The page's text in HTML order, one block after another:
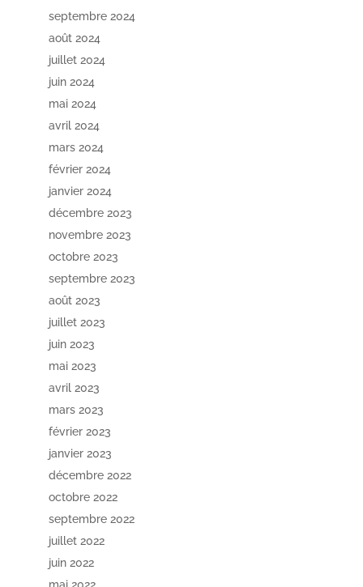
septembre 2024
août 2024
juillet 2024
juin 2024
mai 2024
avril 2024
mars 2024
février 2024
janvier 2024
décembre 2023
novembre 2023
octobre 2023
septembre 2023
août 2023
juillet 2023
juin 2023
mai 2023
avril 2023
mars 2023
février 2023
janvier 2023
décembre 2022
octobre 2022
septembre 2022
juillet 2022
juin 2022